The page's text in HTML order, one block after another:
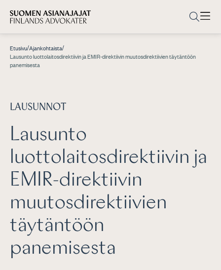
Etusivu/Ajankohtaista/
Lausunto luottolaitosdirektiivin ja EMIR-direktiivin muutosdirektiivien täytäntöön
panemisesta
LAUSUNNOT
Lausunto
luottolaitosdirektiivin ja
EMIR-direktiivin
muutosdirektiivien
täytäntöön
panemisesta